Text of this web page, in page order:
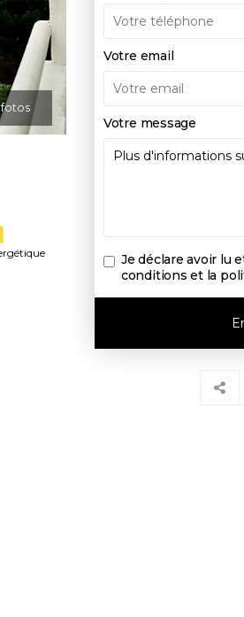
Votre email
Votre message
Je déclare avoir lu
conditions et la